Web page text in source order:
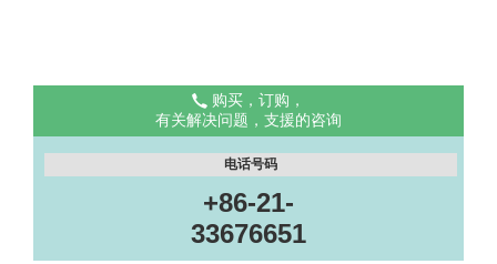
购买，订购，
有关解决问题，支援的咨询
电话号码
+86-21-
33676651